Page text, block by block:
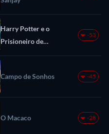
Harry Potter e o
Prisioneiro de
Azkaban
-53
Campo de Sonhos -45
O Macaco -28